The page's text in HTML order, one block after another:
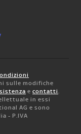
sulle modifiche
e contatti.
in essi
AG e sono
- P.IVA